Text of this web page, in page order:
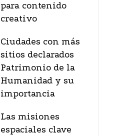
para contenido
creativo
Ciudades con más
sitios declarados
Patrimonio de la
Humanidad y su
importancia
Las misiones
espaciales clave